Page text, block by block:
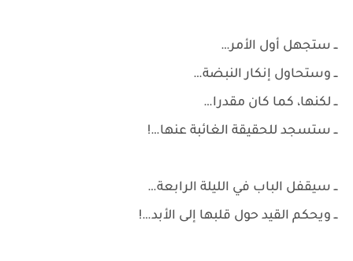
ــ ستجهل أول الأمر…
ــ وستحاول إنكار النبضة…
ــ لكنها، كما كان مقدرا…
ــ ستسجد للحقيقة الغائبة عنها…!
ــ سيقفل الباب في الليلة الرابعة…
ــ ويحكم القيد حول قلبها إلى الأبد…!